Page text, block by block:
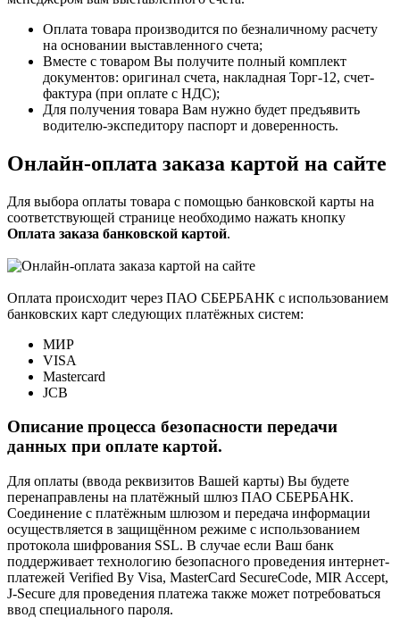
Оплата товара производится по безналичному расчету
на основании выставленного счета;
Вместе с товаром Вы получите полный комплект
документов: оригинал счета, накладная Торг-12, счет-
фактура (при оплате с НДС);
Для получения товара Вам нужно будет предъявить
водителю-экспедитору паспорт и доверенность.
Онлайн-оплата заказа картой на сайте
Для выбора оплаты товара с помощью банковской карты на
соответствующей странице необходимо нажать кнопку
Оплата заказа банковской картой.
Оплата происходит через ПАО СБЕРБАНК с использованием
банковских карт следующих платёжных систем:
МИР
VISA
Mastercard
JCB
Описание процесса безопасности передачи
данных при оплате картой.
Для оплаты (ввода реквизитов Вашей карты) Вы будете
перенаправлены на платёжный шлюз ПАО СБЕРБАНК.
Соединение с платёжным шлюзом и передача информации
осуществляется в защищённом режиме с использованием
протокола шифрования SSL. В случае если Ваш банк
поддерживает технологию безопасного проведения интернет-
платежей Verified By Visa, MasterCard SecureCode, MIR Accept,
J-Secure для проведения платежа также может потребоваться
ввод специального пароля.